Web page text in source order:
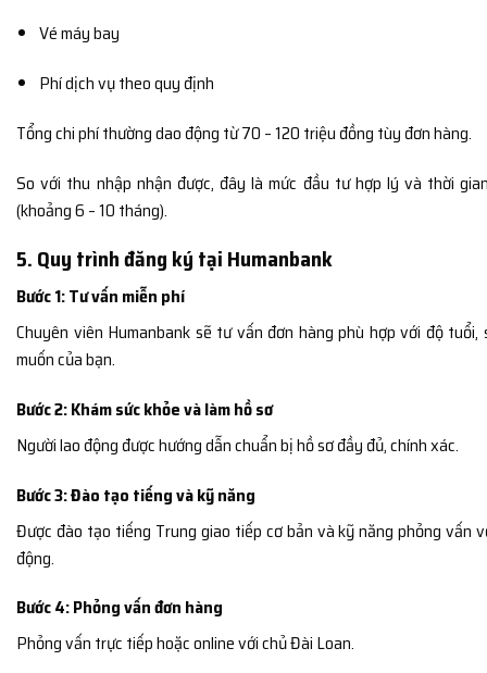
Vé máy bay
Phí dịch vụ theo quy định
Tổng chi phí thường dao động từ 70 – 120 triệu đồng tùy đơn hàng.
So với thu nhập nhận được, đây là mức đầu tư hợp lý và thời
(khoảng 6 – 10 tháng).
5. Quy trình đăng ký tại Humanbank
Bước 1: Tư vấn miễn phí
Chuyên viên Humanbank sẽ tư vấn đơn hàng phù hợp với độ tuổi,
muốn của bạn.
Bước 2: Khám sức khỏe và làm hồ sơ
Người lao động được hướng dẫn chuẩn bị hồ sơ đầy đủ, chính xác.
Bước 3: Đào tạo tiếng và kỹ năng
Được đào tạo tiếng Trung giao tiếp cơ bản và kỹ năng phỏng vấn
động.
Bước 4: Phỏng vấn đơn hàng
Phỏng vấn trực tiếp hoặc online với chủ Đài Loan.